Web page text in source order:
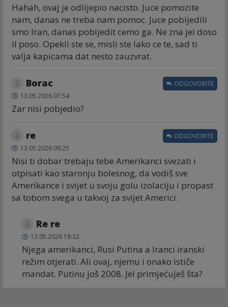
Hahah, ovaj je odlijepio nacisto. Juce pomozite
nam, danas ne treba nam pomoc. Juce pobijedili
smo Iran, danas pobijedit cemo ga. Ne zna jel doso
il poso. Opekli ste se, misli ste lako ce te, sad ti
valja kapicama dat nesto zauzvrat.
Borac
13.05.2026 07:54
Zar nisi pobjedio?
ODGOVORITE
re
13.05.2026 09:25
Nisi ti dobar trebaju tebe Amerikanci svezati i
otpisati kao staronju bolesnog, da vodiš sve
Amerikance i svijet u svoju golu izolaciju i propast
sa tobom svega u takvoj za svijet Americi.
ODGOVORITE
Re re
13.05.2026 18:32
Njega amerikanci, Rusi Putina a Iranci iranski
režim otjerati. Ali ovaj, njemu i onako ističe
mandat. Putinu još 2008. Jel primjećuješ šta?